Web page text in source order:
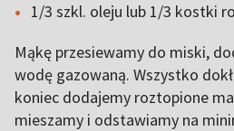
1/3 szkl. oleju lub 1/3 kostki
Mąkę przesiewamy do miski,
wodę gazowaną. Wszystko
koniec dodajemy roztopione
mieszamy i odstawiamy na